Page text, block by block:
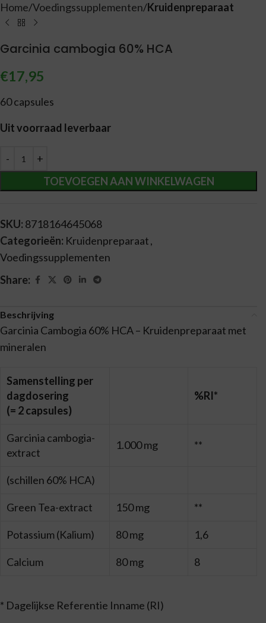
Home Voedingssupplementen Kruidenpreparaat
Garcinia cambogia 60% HCA
€17,95
60 capsules
Uit voorraad leverbaar
TOEVOEGEN AAN WINKELWAGEN
Alternative:
SKU: 8718164645068
Categorieën: Kruidenpreparaat,
Voedingssupplementen
Share:
Beschrijving
Garcinia Cambogia 60% HCA – Kruidenpreparaat met
mineralen
Samenstelling per
dagdosering
(= 2 capsules)
%RI*
Garcinia cambogia-
extract
1.000 mg **
(schillen 60% HCA)
Green Tea-extract 150 mg **
Potassium (Kalium) 80 mg 1,6
Calcium 80 mg 8
* Dagelijkse Referentie Inname (RI)